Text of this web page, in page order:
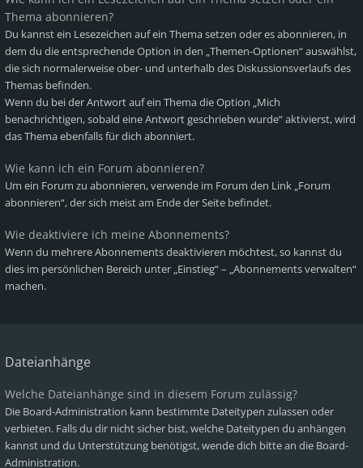
Thema abonnieren?
Du kannst ein Lesezeichen auf ein Thema setzen oder es abonnieren, in
dem du die entsprechende Option in den „Themen-Optionen“ auswählst,
die sich normalerweise ober- und unterhalb des Diskussionsverlaufs des
Themas befinden.
Wenn du bei der Antwort auf ein Thema die Option „Mich
benachrichtigen, sobald eine Antwort geschrieben wurde“ aktivierst, wird
das Thema ebenfalls für dich abonniert.
Wie kann ich ein Forum abonnieren?
Um ein Forum zu abonnieren, verwende im Forum den Link „Forum
abonnieren“, der sich meist am Ende der Seite befindet.
Wie deaktiviere ich meine Abonnements?
Wenn du mehrere Abonnements deaktivieren möchtest, so kannst du
dies im persönlichen Bereich unter „Einstieg“ – „Abonnements verwalten“
machen.
Dateianhänge
Welche Dateianhänge sind in diesem Forum zulässig?
Die Board-Administration kann bestimmte Dateitypen zulassen oder
verbieten. Falls du dir nicht sicher bist, welche Dateitypen du anhängen
kannst und du Unterstützung benötigst, wende dich bitte an die Board-
Administration.